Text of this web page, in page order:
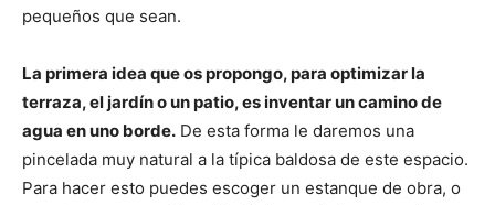
pequeños que sean.
La primera idea que os propongo, para optimizar la
terraza, el jardín o un patio, es inventar un camino de
agua en uno borde. De esta forma le daremos una
pincelada muy natural a la típica baldosa de este espacio.
Para hacer esto puedes escoger un estanque de obra, o